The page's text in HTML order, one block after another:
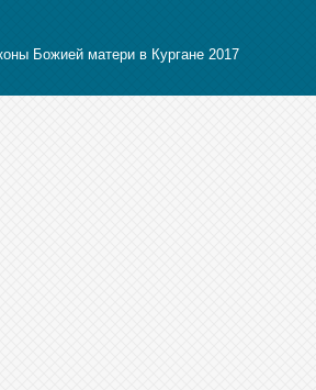
Божией матери в Кургане 2017